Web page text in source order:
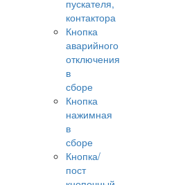
пускателя,
контактора
Кнопка
аварийного
отключения
в
сборе
Кнопка
нажимная
в
сборе
Кнопка/
пост